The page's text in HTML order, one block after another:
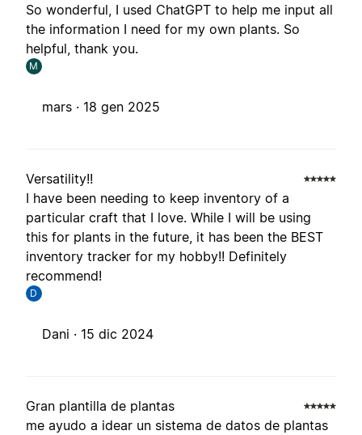
So wonderful, I used ChatGPT to help me input all
the information I need for my own plants. So
helpful, thank you.
M
mars · 18 gen 2025
Versatility!!
I have been needing to keep inventory of a
particular craft that I love. While I will be using
this for plants in the future, it has been the BEST
inventory tracker for my hobby!! Definitely
recommend!
D
Dani · 15 dic 2024
Gran plantilla de plantas
me ayudo a idear un sistema de datos de plantas